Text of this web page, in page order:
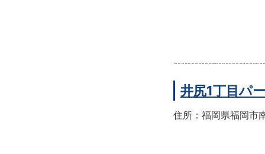
井尻1丁目パ
住所：福岡県福岡市